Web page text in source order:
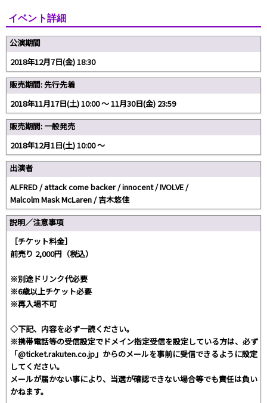
イベント詳細
公演期間
2018年12月7日(金) 18:30
販売期間: 先行先着
2018年11月17日(土) 10:00 〜 11月30日(金) 23:59
販売期間: 一般発売
2018年12月1日(土) 10:00 〜
出演者
ALFRED / attack come backer / innocent / IVOLVE /
Malcolm Mask McLaren / 吉木悠佳
説明／注意事項
［チケット料金］
前売り 2,000円（税込）
※別途ドリンク代必要
※6歳以上チケット必要
※再入場不可
◇下記、内容を必ず一読ください。
※携帯電話等の受信設定でドメイン指定受信を設定している方は、必ず
「@ticket.rakuten.co.jp」からのメールを事前に受信できるように設定
してください。
メールが届かない事により、当選が確認できない場合等でも責任は負い
かねます。